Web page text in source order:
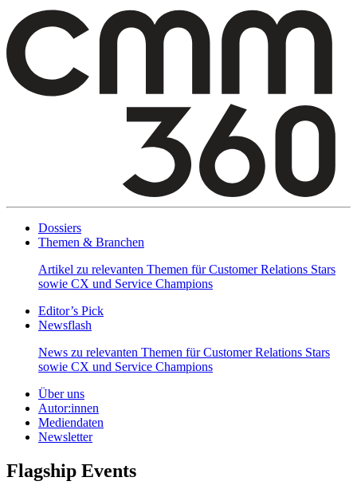
Dossiers
Themen & Branchen
Artikel zu relevanten Themen für Customer Relations Stars
sowie CX und Service Champions
Editor’s Pick
Newsflash
News zu relevanten Themen für Customer Relations Stars
sowie CX und Service Champions
Über uns
Autor:innen
Mediendaten
Newsletter
Flagship Events